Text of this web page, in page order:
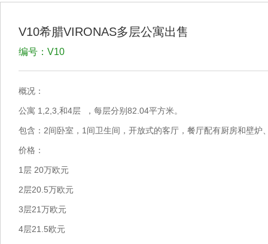
V10希腊VIRONAS多层公寓出售
编号：V10
概况：
公寓 1,2,3, 和4层 ，每层分别 82.04平方米。
包含： 2间卧室， 1 间卫生间，开放式的客厅，餐厅配有厨房和壁炉
价格：
1 层 20万欧元
2层20.5万欧元
3层21 万欧元
4层21.5 欧元